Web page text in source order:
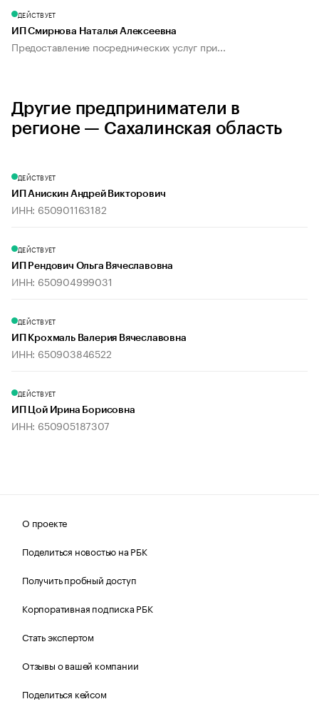
ДЕЙСТВУЕТ
ИП Смирнова Наталья Алексеевна
Предоставление посреднических услуг при...
Другие предприниматели в
регионе — Сахалинская область
ДЕЙСТВУЕТ
ИП Анискин Андрей Викторович
ИНН: 650901163182
ДЕЙСТВУЕТ
ИП Рендович Ольга Вячеславовна
ИНН: 650904999031
ДЕЙСТВУЕТ
ИП Крохмаль Валерия Вячеславовна
ИНН: 650903846522
ДЕЙСТВУЕТ
ИП Цой Ирина Борисовна
ИНН: 650905187307
О проекте
Поделиться новостью на РБК
Получить пробный доступ
Корпоративная подписка РБК
Стать экспертом
Отзывы о вашей компании
Поделиться кейсом